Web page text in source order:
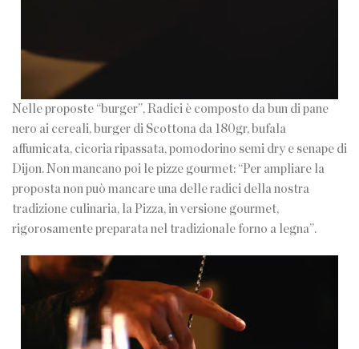
Nelle proposte “burger”, Radici è composto da bun di pane
nero ai cereali, burger di Scottona da 180gr, bufala
affumicata, cicoria ripassata, pomodorino semi dry e senape di
Dijon. Non mancano poi le pizze gourmet: “Per ampliare la
proposta non può mancare una delle radici della nostra
tradizione culinaria, la Pizza, in versione gourmet,
rigorosamente preparata nel tradizionale forno a legna”.